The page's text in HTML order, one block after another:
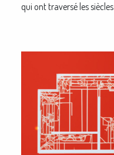
qui ont traversé les